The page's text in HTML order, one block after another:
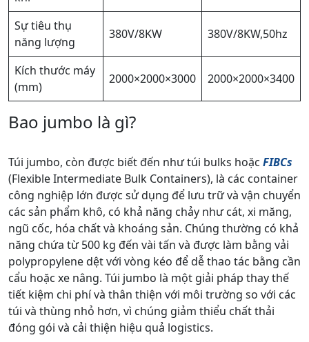
Sự tiêu thụ
năng lượng
380V/8KW 380V/8KW,50hz
Kích thước máy
(mm)
2000×2000×3000 2000×2000×3400
Bao jumbo là gì?
Túi jumbo, còn được biết đến như túi bulks hoặc FIBCs
(Flexible Intermediate Bulk Containers), là các container
công nghiệp lớn được sử dụng để lưu trữ và vận chuyển
các sản phẩm khô, có khả năng chảy như cát, xi măng,
ngũ cốc, hóa chất và khoáng sản. Chúng thường có khả
năng chứa từ 500 kg đến vài tấn và được làm bằng vải
polypropylene dệt với vòng kéo để dễ thao tác bằng cần
cẩu hoặc xe nâng. Túi jumbo là một giải pháp thay thế
tiết kiệm chi phí và thân thiện với môi trường so với các
túi và thùng nhỏ hơn, vì chúng giảm thiểu chất thải
đóng gói và cải thiện hiệu quả logistics.